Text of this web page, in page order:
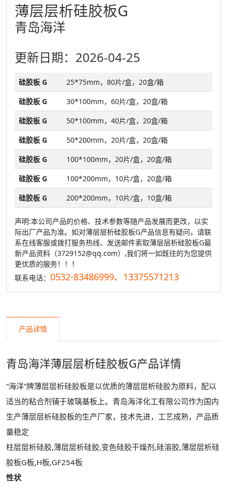
薄层层析硅胶板G
青岛海洋
更新日期：2026-04-25
硅胶板 G
25*75mm，80片/盒，20盒/箱
硅胶板 G
30*100mm，60片/盒，20盒/箱
硅胶板 G
50*100mm，40片/盒，20盒/箱
硅胶板 G
50*200mm，20片/盒，20盒/箱
硅胶板 G
100*100mm，20片/盒，20盒/箱
硅胶板 G
100*200mm，10片/盒，20盒/箱
硅胶板 G
200*200mm，10片/盒，10盒/箱
声明:本公司产品的价格、技术参数等随产品发展而更改，以实
际出厂产品为准。如对薄层层析硅胶板G产品信息有疑问，请联
系在线客服或拨打服务热线、发送邮件索取薄层层析硅胶板G最
新产品资料（3729152@qq.com）,我们将一如既往的为您提供
更优质的服务！！！
联系电话： 0532-83486999、13375571213
产品详情
青岛海洋薄层层析硅胶板G产品详情
“海洋”牌薄层层析硅胶板是以优质的薄层层析硅胶为原料，配以
适当的粘合剂铺于玻璃基板上。青岛海洋化工有限公司作为国内
生产薄层层析硅胶板的生产厂家，技术先进，工艺成熟，产品质
量稳定
柱层层析硅胶,薄层层析硅胶,变色硅胶干燥剂,硅溶胶,薄层层析硅
胶板G板,H板,GF254板
性状